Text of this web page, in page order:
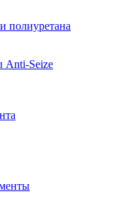
полиуретана
Anti-Seize